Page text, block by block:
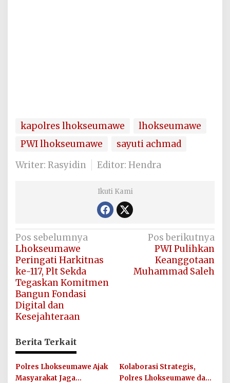
kapolres lhokseumawe
lhokseumawe
PWI lhokseumawe
sayuti achmad
Writer: Rasyidin
Editor: Hendra
Ikuti Kami
Navigasi
pos
Pos sebelumnya
Lhokseumawe
Peringati Harkitnas
ke-117, Plt Sekda
Tegaskan Komitmen
Bangun Fondasi
Digital dan
Kesejahteraan
Pos berikutnya
PWI Pulihkan
Keanggotaan
Muhammad Saleh
Berita Terkait
Polres Lhokseumawe Ajak
Masyarakat Jaga
Kolaborasi Strategis,
Polres Lhokseumawe dan